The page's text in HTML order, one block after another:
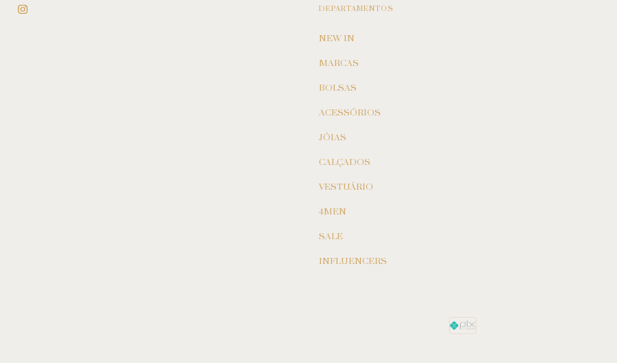
DEPARTAMENTOS
NEW IN
MARCAS
BOLSAS
ACESSÓRIOS
JÓIAS
CALÇADOS
VESTUÁRIO
4MEN
SALE
INFLUENCERS